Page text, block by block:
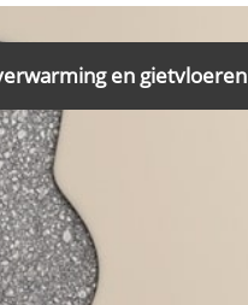
en gietvloeren